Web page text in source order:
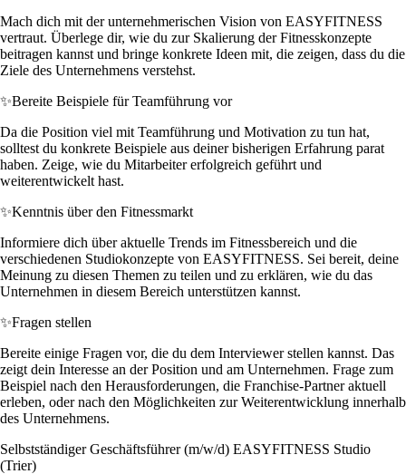
Mach dich mit der unternehmerischen Vision von EASYFITNESS
vertraut. Überlege dir, wie du zur Skalierung der Fitnesskonzepte
beitragen kannst und bringe konkrete Ideen mit, die zeigen, dass du die
Ziele des Unternehmens verstehst.
✨Bereite Beispiele für Teamführung vor
Da die Position viel mit Teamführung und Motivation zu tun hat,
solltest du konkrete Beispiele aus deiner bisherigen Erfahrung parat
haben. Zeige, wie du Mitarbeiter erfolgreich geführt und
weiterentwickelt hast.
✨Kenntnis über den Fitnessmarkt
Informiere dich über aktuelle Trends im Fitnessbereich und die
verschiedenen Studiokonzepte von EASYFITNESS. Sei bereit, deine
Meinung zu diesen Themen zu teilen und zu erklären, wie du das
Unternehmen in diesem Bereich unterstützen kannst.
✨Fragen stellen
Bereite einige Fragen vor, die du dem Interviewer stellen kannst. Das
zeigt dein Interesse an der Position und am Unternehmen. Frage zum
Beispiel nach den Herausforderungen, die Franchise-Partner aktuell
erleben, oder nach den Möglichkeiten zur Weiterentwicklung innerhalb
des Unternehmens.
Selbstständiger Geschäftsführer (m/w/d) EASYFITNESS Studio
(Trier)